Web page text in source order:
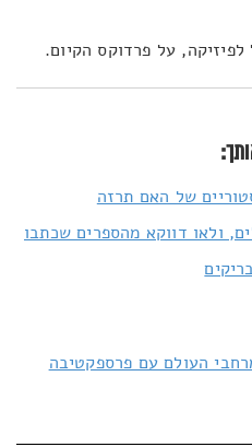
לפיזיקה, על פרדוקס הקיום.
העולם עם פרספקטיבה